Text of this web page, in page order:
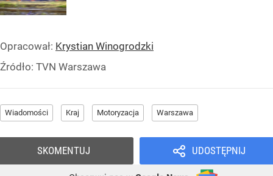
Opracował: Krystian Winogrodzki
Źródło: TVN Warszawa
Wiadomości Kraj Motoryzacja Warszawa
UDOSTĘPNIJ
SKOMENTUJ